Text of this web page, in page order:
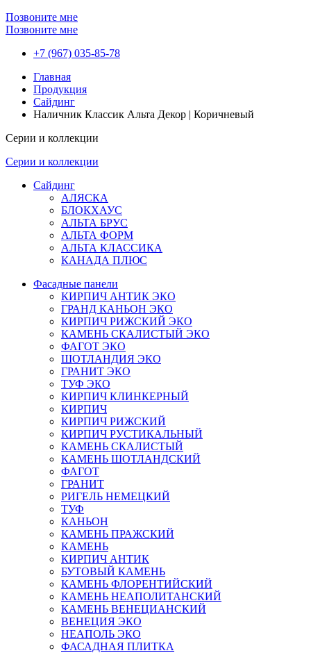
Позвоните мне
Позвоните мне
+7 (967) 035-85-78
Главная
Продукция
Сайдинг
Наличник Классик Альта Декор | Коричневый
Серии и коллекции
Серии и коллекции
Сайдинг
АЛЯСКА
БЛОКХАУС
АЛЬТА БРУС
АЛЬТА ФОРМ
АЛЬТА КЛАССИКА
КАНАДА ПЛЮС
Фасадные панели
КИРПИЧ АНТИК ЭКО
ГРАНД КАНЬОН ЭКО
КИРПИЧ РИЖСКИЙ ЭКО
КАМЕНЬ СКАЛИСТЫЙ ЭКО
ФАГОТ ЭКО
ШОТЛАНДИЯ ЭКО
ГРАНИТ ЭКО
ТУФ ЭКО
КИРПИЧ КЛИНКЕРНЫЙ
КИРПИЧ
КИРПИЧ РИЖСКИЙ
КИРПИЧ РУСТИКАЛЬНЫЙ
КАМЕНЬ СКАЛИСТЫЙ
КАМЕНЬ ШОТЛАНДСКИЙ
ФАГОТ
ГРАНИТ
РИГЕЛЬ НЕМЕЦКИЙ
ТУФ
КАНЬОН
КАМЕНЬ ПРАЖСКИЙ
КАМЕНЬ
КИРПИЧ АНТИК
БУТОВЫЙ КАМЕНЬ
КАМЕНЬ ФЛОРЕНТИЙСКИЙ
КАМЕНЬ НЕАПОЛИТАНСКИЙ
КАМЕНЬ ВЕНЕЦИАНСКИЙ
ВЕНЕЦИЯ ЭКО
НЕАПОЛЬ ЭКО
ФАСАДНАЯ ПЛИТКА